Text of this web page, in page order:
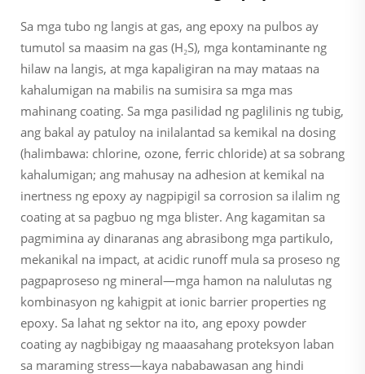
Sa mga tubo ng langis at gas, ang epoxy na pulbos ay
tumutol sa maasim na gas (H₂S), mga kontaminante ng
hilaw na langis, at mga kapaligiran na may mataas na
kahalumigan na mabilis na sumisira sa mga mas
mahinang coating. Sa mga pasilidad ng paglilinis ng tubig,
ang bakal ay patuloy na inilalantad sa kemikal na dosing
(halimbawa: chlorine, ozone, ferric chloride) at sa sobrang
kahalumigan; ang mahusay na adhesion at kemikal na
inertness ng epoxy ay nagpipigil sa corrosion sa ilalim ng
coating at sa pagbuo ng mga blister. Ang kagamitan sa
pagmimina ay dinaranas ang abrasibong mga partikulo,
mekanikal na impact, at acidic runoff mula sa proseso ng
pagpaproseso ng mineral—mga hamon na nalulutas ng
kombinasyon ng kahigpit at ionic barrier properties ng
epoxy. Sa lahat ng sektor na ito, ang epoxy powder
coating ay nagbibigay ng maaasahang proteksyon laban
sa maraming stress—kaya nababawasan ang hindi